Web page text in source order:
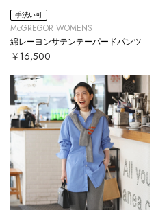
手洗い可
McGREGOR WOMENS
綿レーヨンサテンテーパードパンツ
￥16,500